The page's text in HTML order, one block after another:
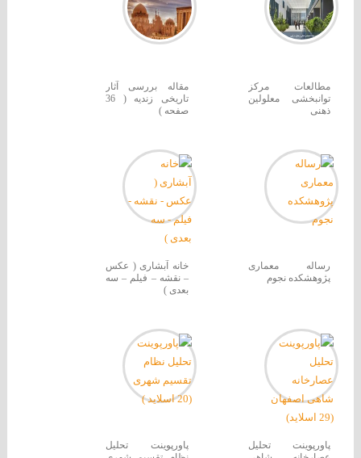
مطالعات مرکز
توانبخشی معلولین
ذهنی
مقاله بررسی آثار
تاریخی زندیه ( 36
صفحه )
رساله معماری
پژوهشکده نجوم
خانه آبشاری ( عکس
– نقشه – فیلم – سه
بعدی )
پاورپوینت تحلیل
پاورپوینت تحلیل